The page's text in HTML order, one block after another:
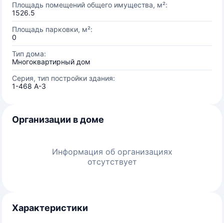
Площадь помещений общего имущества, м²:
1526.5
Площадь парковки, м²:
0
Тип дома:
Многоквартирный дом
Серия, тип постройки здания:
1-468 А-3
Организации в доме
Информация об организациях
отсутствует
Характеристики